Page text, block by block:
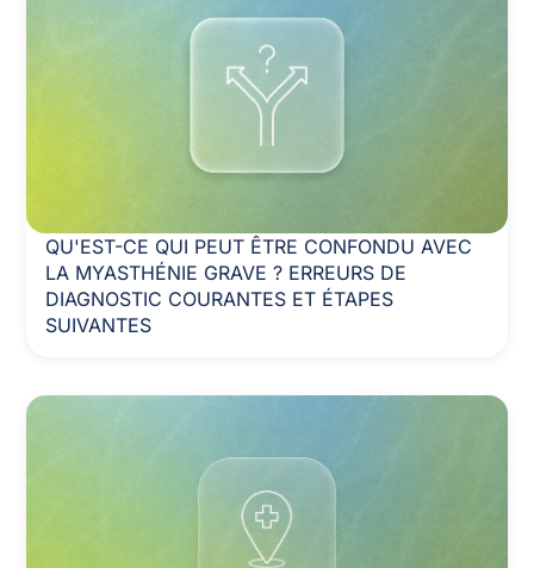
QU'EST-CE QUI PEUT ÊTRE CONFONDU AVEC
LA MYASTHÉNIE GRAVE ? ERREURS DE
DIAGNOSTIC COURANTES ET ÉTAPES
SUIVANTES